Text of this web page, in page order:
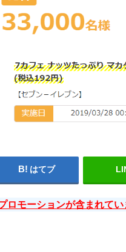
はてブ
ロモーションが含まれてい